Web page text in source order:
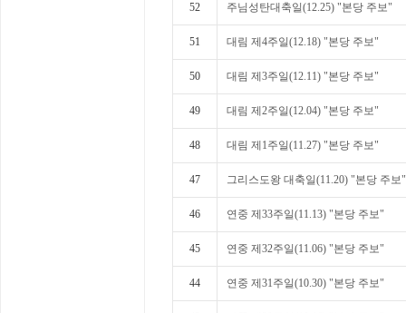
52 주님성탄대축일(12.25) "본당 주보"
51 대림 제4주일(12.18) "본당 주보"
50 대림 제3주일(12.11) "본당 주보"
49 대림 제2주일(12.04) "본당 주보"
48 대림 제1주일(11.27) "본당 주보"
47 그리스도왕 대축일(11.20) "본당 주보"
46 연중 제33주일(11.13) "본당 주보"
45 연중 제32주일(11.06) "본당 주보"
44 연중 제31주일(10.30) "본당 주보"